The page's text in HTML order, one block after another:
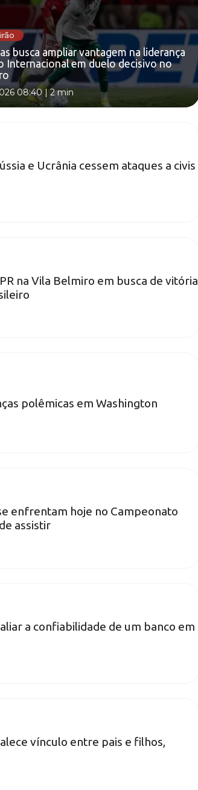
busca ampliar vantagem na liderança
Internacional em duelo decisivo no
08:40 |2 min
e Ucrânia cessem ataques a civis
na Vila Belmiro em busca de vitória
polêmicas em Washington
enfrentam hoje no Campeonato
assistir
a confiabilidade de um banco em
vínculo entre pais e filhos,